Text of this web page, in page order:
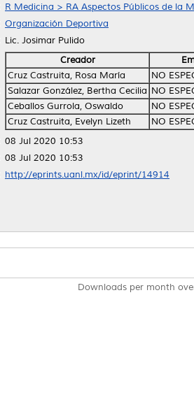
R Medicina > RA Aspectos Públicos de la
Organización Deportiva
Lic. Josimar Pulido
Creador
Cruz Castruita, Rosa María
NO
Salazar González, Bertha Cecilia NO
Ceballos Gurrola, Oswaldo
NO
Cruz Castruita, Evelyn Lizeth
NO
08 Jul 2020 10:53
08 Jul 2020 10:53
http://eprints.uanl.mx/id/eprint/14914
Downloads per month